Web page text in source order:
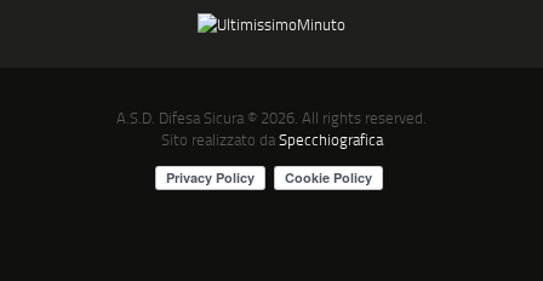
A.S.D. Difesa Sicura © 2026. All rights reserved.
Sito realizzato daSpecchiografica